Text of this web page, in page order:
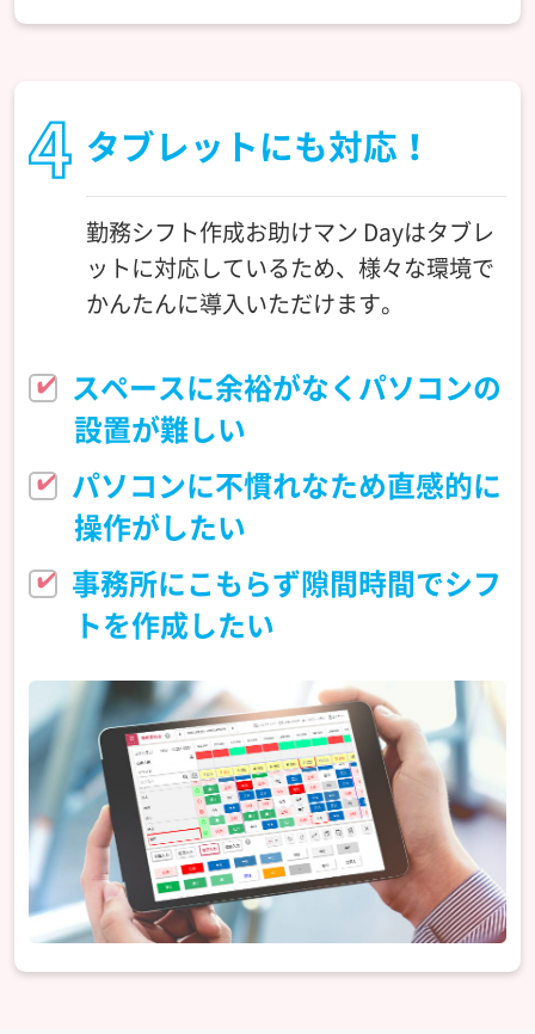
タブレットにも対応！
勤務シフト作成お助けマン Dayはタブレ
ットに対応しているため、様々な環境で
かんたんに導入いただけます。
スペースに余裕がなくパソコンの
設置が難しい
パソコンに不慣れなため直感的に
操作がしたい
事務所にこもらず隙間時間でシフ
トを作成したい